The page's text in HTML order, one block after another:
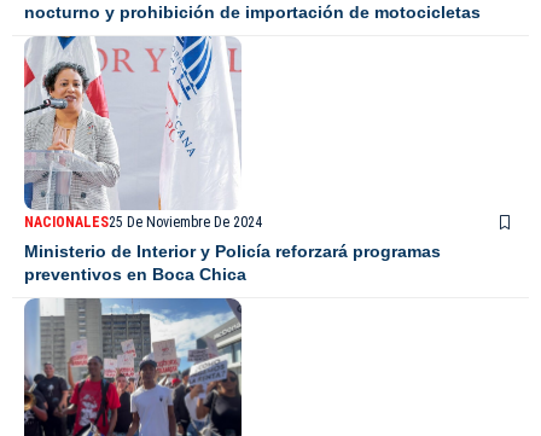
nocturno y prohibición de importación de motocicletas
NACIONALES25 De Noviembre De 2024
Ministerio de Interior y Policía reforzará programas
preventivos en Boca Chica